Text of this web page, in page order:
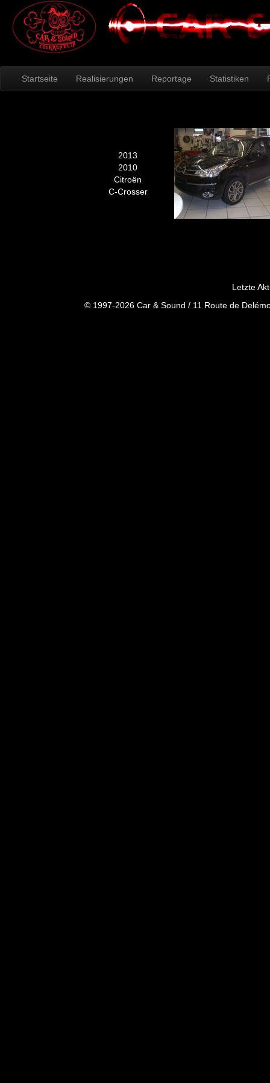
Startseite Realisierungen Reportage Statistiken
2013
2010
Citroën
C-Crosser
Letzte
© 1997-2026 Car & Sound / 11 Route de